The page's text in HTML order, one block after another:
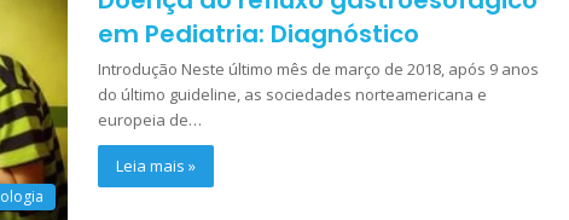
em Pediatria: Diagnóstico
Introdução Neste último mês de março de 2018, após 9 anos
do último guideline, as sociedades norteamericana e
europeia de…
Leia mais »